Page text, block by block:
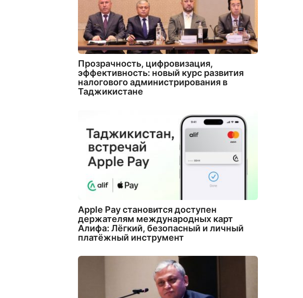
Прозрачность, цифровизация,
эффективность: новый курс развития
налогового администрирования в
Таджикистане
Apple Pay становится доступен
держателям международных карт
Алифа: Лёгкий, безопасный и личный
платёжный инструмент